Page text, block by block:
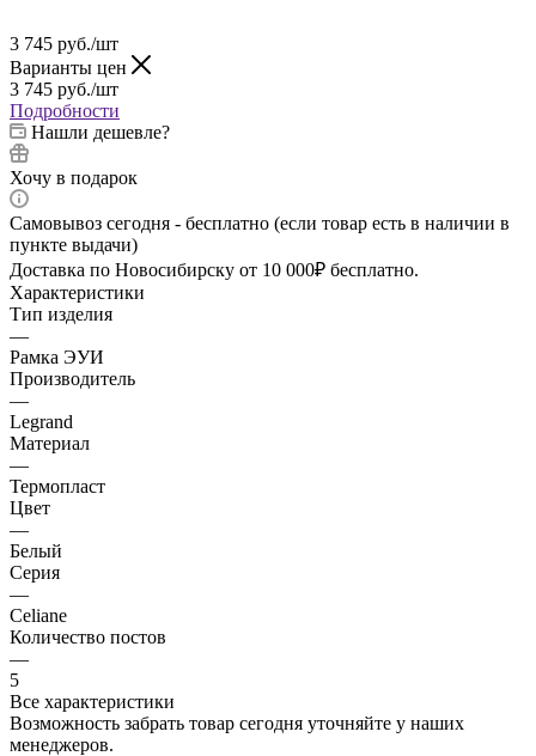
3 745 руб./шт
Варианты цен
3 745 руб./шт
Подробности
Нашли дешевле?
Хочу в подарок
Самовывоз сегодня - бесплатно (если товар есть в наличии в
пункте выдачи)
Доставка по Новосибирску от 10 000₽ бесплатно.
Характеристики
Тип изделия
—
Рамка ЭУИ
Производитель
—
Legrand
Материал
—
Термопласт
Цвет
—
Белый
Серия
—
Celiane
Количество постов
—
5
Все характеристики
Возможность забрать товар сегодня уточняйте у наших
менеджеров.